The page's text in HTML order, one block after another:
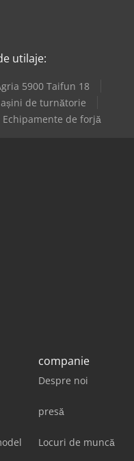
utilaje:
5900 Taifun 18
de turnătorie
Echipamente de forjă
companie
Despre noi
presă
Locuri de muncă